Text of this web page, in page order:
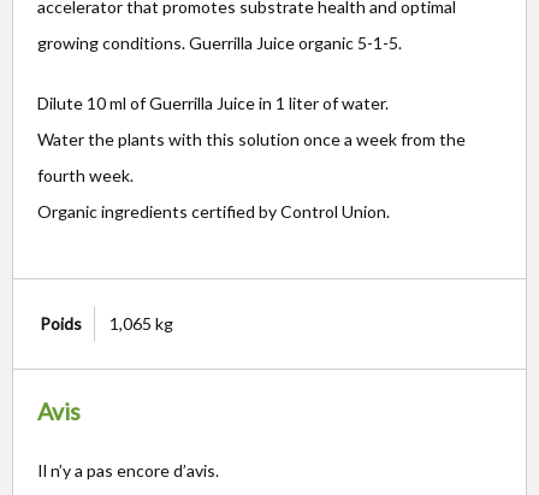
accelerator that promotes substrate health and optimal
growing conditions. Guerrilla Juice organic 5-1-5.
Dilute 10 ml of Guerrilla Juice in 1 liter of water.
Water the plants with this solution once a week from the
fourth week.
Organic ingredients certified by Control Union.
Poids 1,065 kg
Avis
Il n’y a pas encore d’avis.